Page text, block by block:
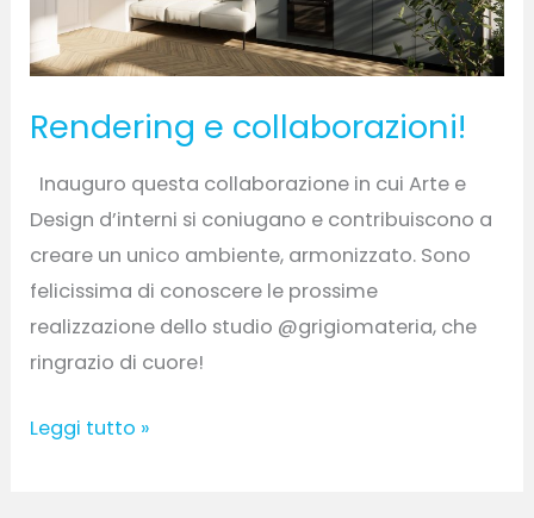
Rendering e collaborazioni!
Inauguro questa collaborazione in cui Arte e
Design d’interni si coniugano e contribuiscono a
creare un unico ambiente, armonizzato. Sono
felicissima di conoscere le prossime
realizzazione dello studio @grigiomateria, che
ringrazio di cuore!
Leggi tutto »